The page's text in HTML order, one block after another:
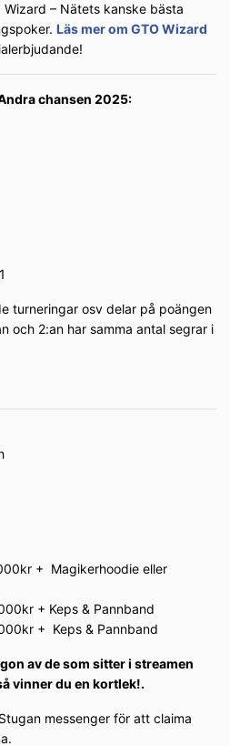
– Nätets kanske bästa
Läs mer om GTO Wizard
chansen 2025:
turneringar osv delar på poängen
och 2:an har samma antal segrar i
+ Magikerhoodie eller
+ Keps & Pannband
+ Keps & Pannband
av de som sitter i streamen
vinner du en kortlek!.
messenger för att claima